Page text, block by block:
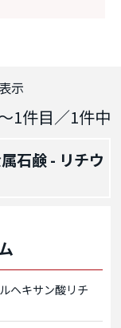
示
1件目／1件中
石鹸 - リチウ
ヘキサン酸リチ